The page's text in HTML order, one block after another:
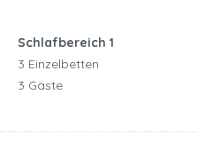
Schlafbereich 1
3 Einzelbetten
3 Gäste